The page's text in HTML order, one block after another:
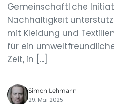
Gemeinschaftliche
Nachhaltigkeit
mit Kleidung und
für ein
Zeit, in […]
Simon Lehmann
29. Mai 2025